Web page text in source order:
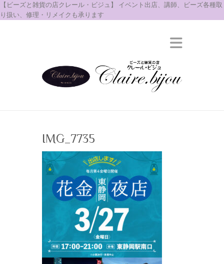
【ビーズと雑貨の店クレール・ビジュ】 イベント出店、講師、ビーズ各種取
り扱い、修理・リメイクも承ります
IMG_7735